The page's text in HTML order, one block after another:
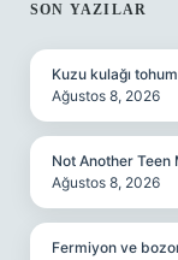
SON YAZILAR
Kuzu kulağı
Ağustos 8, 2026
Not Another
Ağustos 8, 2026
Fermiyon ve